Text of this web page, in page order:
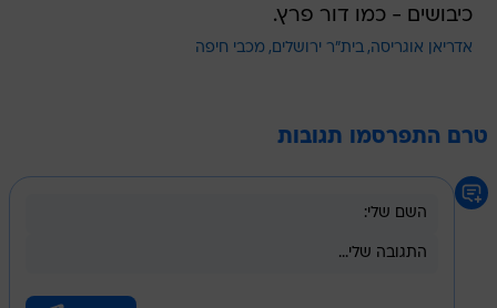
כיבושים - כמו דור פרץ.
אדריאן אוגריסה בית"ר ירושלים מכבי חיפה
טרם התפרסמו תגובות